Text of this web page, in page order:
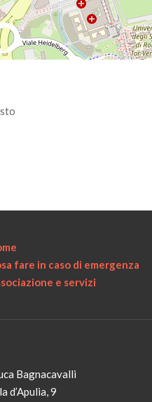
fare in caso di emergenza
e servizi
Bagnacavalli
d’Apulia, 9